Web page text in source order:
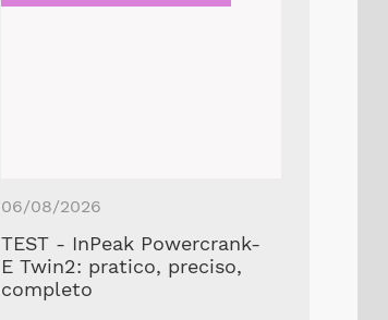
06/08/2026
TEST - InPeak Powercrank-
E Twin2: pratico, preciso,
completo